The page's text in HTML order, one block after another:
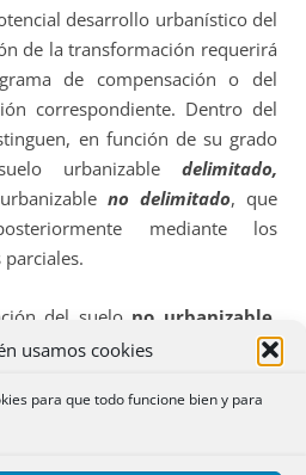
usamos cookies
para que todo funcione bien y para
desarrollo urbanístico del
de la transformación requerirá
de compensación o del
correspondiente. Dentro del
en función de su grado
urbanizable delimitado,
no delimitado, que
mediante los
del suelo no urbanizable
responde de nuevo a la
el suelo no urbanizable
función de los valores que en